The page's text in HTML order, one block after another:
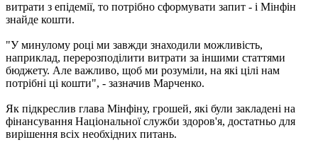
витрати з епідемії, то потрібно сформувати запит - і Мінфін
знайде кошти.
"У минулому році ми завжди знаходили можливість,
наприклад, перерозподілити витрати за іншими статтями
бюджету. Але важливо, щоб ми розуміли, на які цілі нам
потрібні ці кошти", - зазначив Марченко.
Як підкреслив глава Мінфіну, грошей, які були закладені на
фінансування Національної служби здоров'я, достатньо для
вирішення всіх необхідних питань.